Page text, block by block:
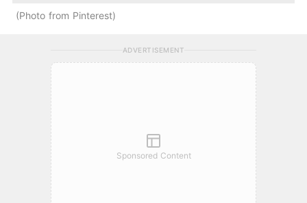
Photo from Pinterest
ADVERTISEMENT
Sponsored Content